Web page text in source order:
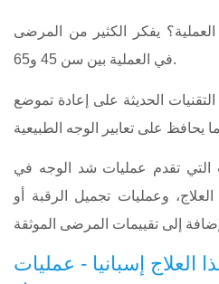
يفكر الكثير من المرضى
في العملية بين سن 45 و65.
التقنيات الحديثة على إعادة تموضع
يحافظ على تعابير الوجه الطبيعية
التي تقدم عمليات شد الوجه في
وعمليات تجميل الرقبة أو
العلاج إسبانيا - عمليات